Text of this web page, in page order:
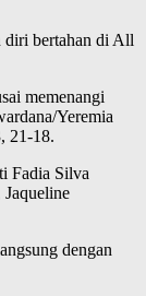
diri bertahan di All
memenangi
Yeremia
21-18.
Fadia Silva
Jaqueline
dengan